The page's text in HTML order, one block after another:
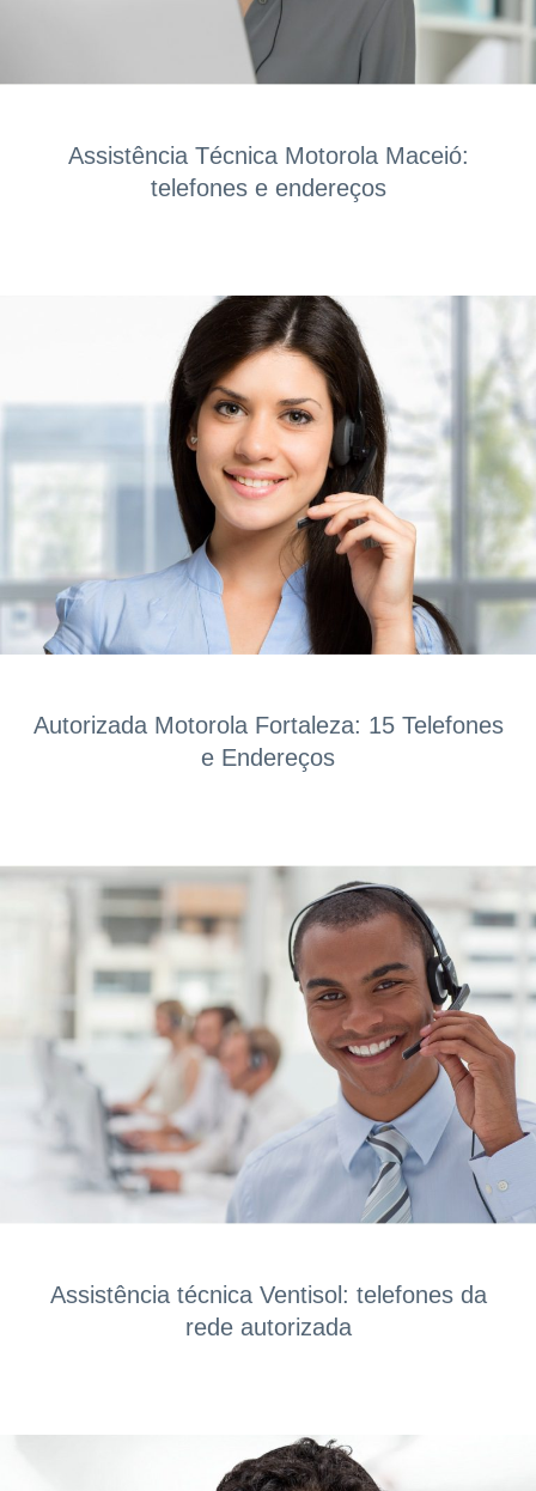
Assistência Técnica Motorola Maceió:
telefones e endereços
Autorizada Motorola Fortaleza: 15 Telefones
e Endereços
Assistência técnica Ventisol: telefones da
rede autorizada